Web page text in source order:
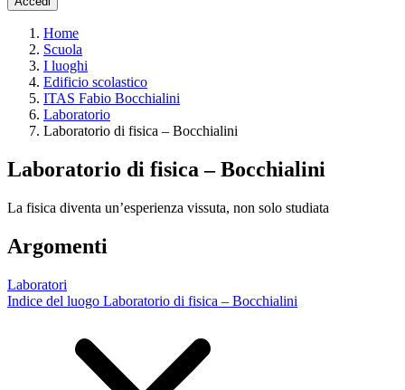
Home
Scuola
I luoghi
Edificio scolastico
ITAS Fabio Bocchialini
Laboratorio
Laboratorio di fisica – Bocchialini
Laboratorio di fisica – Bocchialini
La fisica diventa un’esperienza vissuta, non solo studiata
Argomenti
Laboratori
Indice del luogo Laboratorio di fisica – Bocchialini